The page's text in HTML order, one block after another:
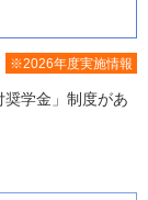
※2026年度実施情報
学金」制度があ